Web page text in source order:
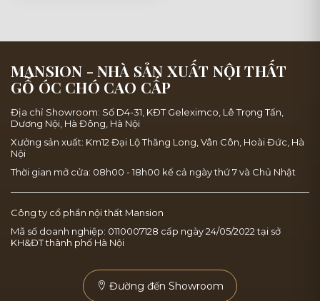
MANSION - NHÀ SẢN XUẤT NỘI THẤT
GỖ ÓC CHÓ CAO CẤP
Địa chỉ Showroom: Số D4-31, KĐT Geleximco, Lê Trọng Tấn,
Dương Nội, Hà Đông, Hà Nội
Xưởng sản xuất: Km12 Đại Lộ Thăng Long, Vân Côn, Hoài Đức, Hà
Nội
Thời gian mở cửa: 08h00 - 18h00 kể cả ngày thứ 7 và Chủ Nhật
Công ty cổ phần nội thất Mansion
Mã số doanh nghiệp: 0110007128 cấp ngày 24/05/2022 tại sở
KH&ĐT thành phố Hà Nội
Đường đến Showroom